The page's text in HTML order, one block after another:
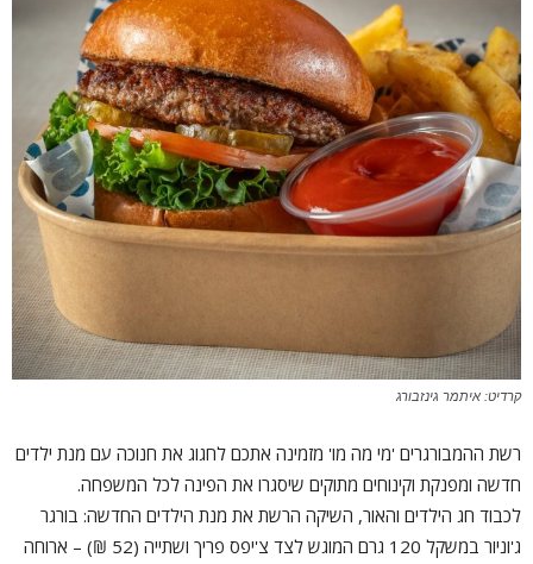
קרדיט: איתמר גינזבורג
רשת ההמבורגרים 'מי מה מו' מזמינה אתכם לחגוג את חנוכה עם מנת ילדים
חדשה ומפנקת וקינוחים מתוקים שיסגרו את הפינה לכל המשפחה.
לכבוד חג הילדים והאור, השיקה הרשת את מנת הילדים החדשה: בורגר
ג'וניור במשקל 120 גרם המוגש לצד צ'יפס פריך ושתייה (52 ₪) – ארוחה